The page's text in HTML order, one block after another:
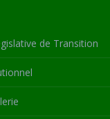
opens
in
new
de Transition